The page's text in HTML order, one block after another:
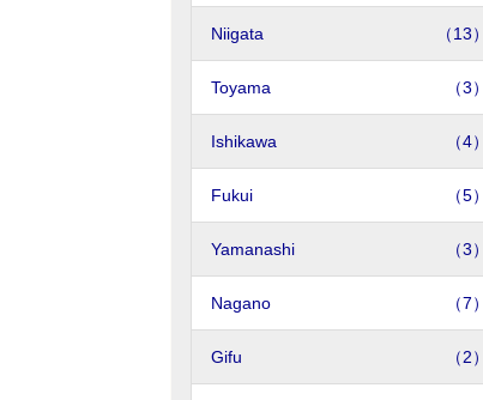
Niigata （13）
Toyama （3）
Ishikawa （4）
Fukui （5）
Yamanashi （3）
Nagano （7）
Gifu （2）